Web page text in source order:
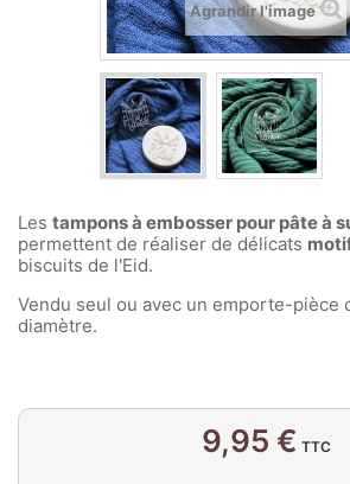
Agrandir l'image
Les tampons à embosser pour pâte à
permettent de réaliser de délicats
biscuits de l'Eid.
Vendu seul ou avec un emporte-pièce
diamètre.
9,95 € TTC